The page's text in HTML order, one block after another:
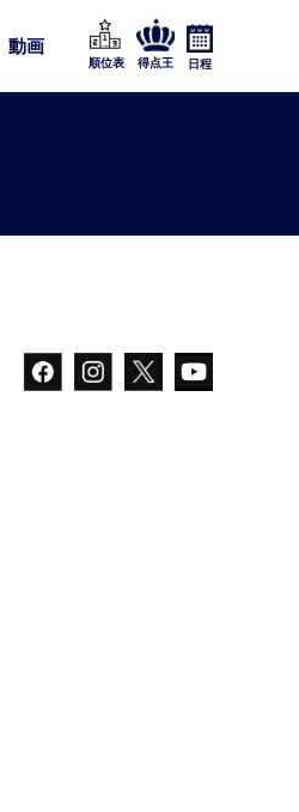
動画
順位表 得点王 日程